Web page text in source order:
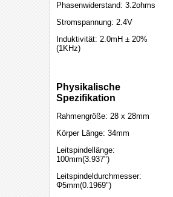
Phasenwiderstand: 3.2ohms
Stromspannung: 2.4V
Induktivität: 2.0mH ± 20%
(1KHz)
Physikalische
Spezifikation
Rahmengröße: 28 x 28mm
Körper Länge: 34mm
Leitspindellänge:
100mm(3.937")
Leitspindeldurchmesser:
Φ5mm(0.1969")